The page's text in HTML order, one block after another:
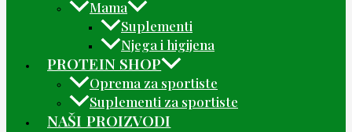
Mama
Suplementi
Njega i higijena
PROTEIN SHOP
Oprema za sportiste
Suplementi za sportiste
NAŠI PROIZVODI